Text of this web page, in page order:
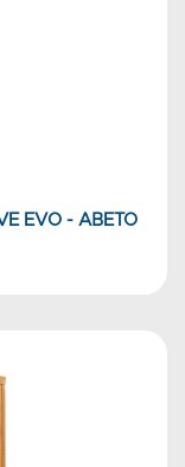
EVO - ABETO